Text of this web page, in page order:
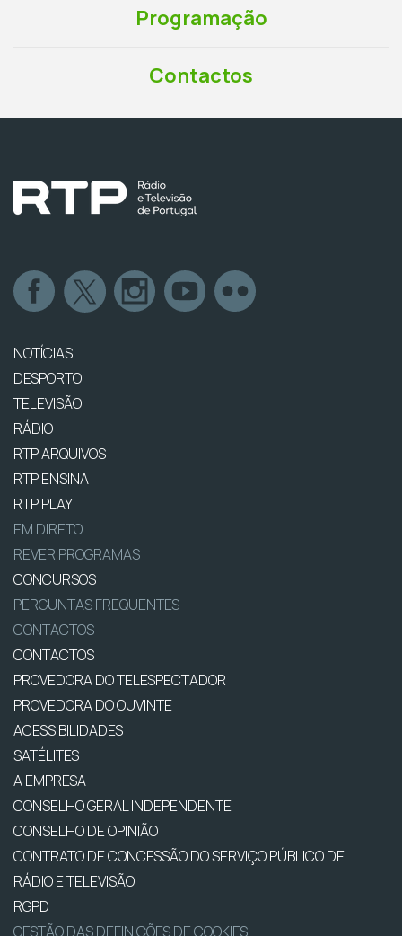
Programação
Contactos
NOTÍCIAS
DESPORTO
TELEVISÃO
RÁDIO
RTP ARQUIVOS
RTP ENSINA
RTP PLAY
EM DIRETO
REVER PROGRAMAS
CONCURSOS
PERGUNTAS FREQUENTES
CONTACTOS
CONTACTOS
PROVEDORA DO TELESPECTADOR
PROVEDORA DO OUVINTE
ACESSIBILIDADES
SATÉLITES
A EMPRESA
CONSELHO GERAL INDEPENDENTE
CONSELHO DE OPINIÃO
CONTRATO DE CONCESSÃO DO SERVIÇO PÚBLICO DE
RÁDIO E TELEVISÃO
RGPD
GESTÃO DAS DEFINIÇÕES DE COOKIES